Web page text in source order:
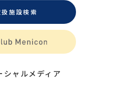
扱施設検索
シャルメディア